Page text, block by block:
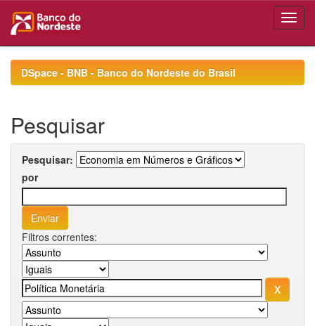
navigationDSpace - BNB - Banco do Nordeste do Brasil
Pesquisar
Pesquisar:
por
Filtros correntes: